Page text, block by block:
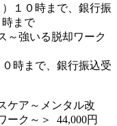
１０時まで、銀行振
まで
～強いる脱却ワーク
時まで、銀行振込受
ケア～メンタル改
ーク～＞ 44,000円